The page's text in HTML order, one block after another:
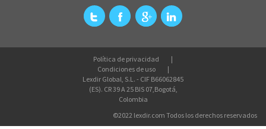
Política de privacidad
Condiciones de uso
Lexdir Global, S.L. - CIF B66062845
(ES). CR 39 A 25 BIS 07,Bogotá,
Colombia
©2022 lexdir.com Todos los derechos reservados